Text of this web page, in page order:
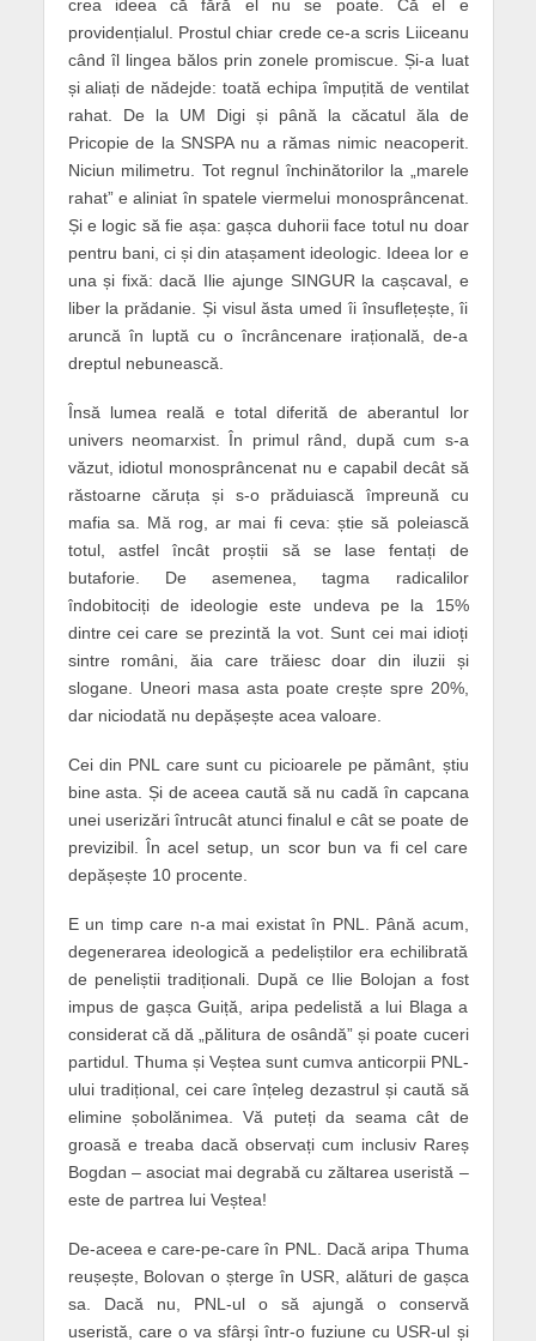
crea ideea că fără el nu se poate. Că el e
providențialul. Prostul chiar crede ce-a scris Liiceanu
când îl lingea bălos prin zonele promiscue. Și-a luat
și aliați de nădejde: toată echipa împuțită de ventilat
rahat. De la UM Digi și până la căcatul ăla de
Pricopie de la SNSPA nu a rămas nimic neacoperit.
Niciun milimetru. Tot regnul închinătorilor la „marele
rahat” e aliniat în spatele viermelui monosprâncenat.
Și e logic să fie așa: gașca duhorii face totul nu doar
pentru bani, ci și din atașament ideologic. Ideea lor e
una și fixă: dacă Ilie ajunge SINGUR la cașcaval, e
liber la prădanie. Și visul ăsta umed îi însuflețește, îi
aruncă în luptă cu o încrâncenare irațională, de-a
dreptul nebunească.
Însă lumea reală e total diferită de aberantul lor
univers neomarxist. În primul rând, după cum s-a
văzut, idiotul monosprâncenat nu e capabil decât să
răstoarne căruța și s-o prăduiască împreună cu
mafia sa. Mă rog, ar mai fi ceva: știe să poleiască
totul, astfel încât proștii să se lase fentați de
butaforie. De asemenea, tagma radicalilor
îndobitociți de ideologie este undeva pe la 15%
dintre cei care se prezintă la vot. Sunt cei mai idioți
sintre români, ăia care trăiesc doar din iluzii și
slogane. Uneori masa asta poate crește spre 20%,
dar niciodată nu depășește acea valoare.
Cei din PNL care sunt cu picioarele pe pământ, știu
bine asta. Și de aceea caută să nu cadă în capcana
unei userizări întrucât atunci finalul e cât se poate de
previzibil. În acel setup, un scor bun va fi cel care
depășește 10 procente.
E un timp care n-a mai existat în PNL. Până acum,
degenerarea ideologică a pedeliștilor era echilibrată
de peneliștii tradiționali. După ce Ilie Bolojan a fost
impus de gașca Guiță, aripa pedelistă a lui Blaga a
considerat că dă „pălitura de osândă” și poate cuceri
partidul. Thuma și Veștea sunt cumva anticorpii PNL-
ului tradițional, cei care înțeleg dezastrul și caută să
elimine șobolănimea. Vă puteți da seama cât de
groasă e treaba dacă observați cum inclusiv Rareș
Bogdan – asociat mai degrabă cu zăltarea useristă –
este de partrea lui Veștea!
De-aceea e care-pe-care în PNL. Dacă aripa Thuma
reușește, Bolovan o șterge în USR, alături de gașca
sa. Dacă nu, PNL-ul o să ajungă o conservă
useristă, care o va sfârși într-o fuziune cu USR-ul și